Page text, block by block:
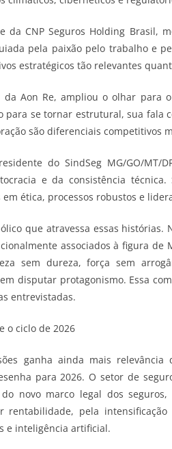
da CNP Seguros Holding Brasil,
pela paixão pelo trabalho e
estratégicos tão relevantes
da Aon Re, ampliou o olhar
para se tornar estrutural, sua fala
são diferenciais competitivos
do SindSeg MG/GO/
e da consistência
ética, processos robustos e
que atravessa essas
associados à figura
sem dureza, força sem
disputar protagonismo. Essa
entrevistadas.
o ciclo de 2026
ganha ainda mais
para 2026. O setor de
novo marco legal dos
rentabilidade, pela
e inteligência artificial.